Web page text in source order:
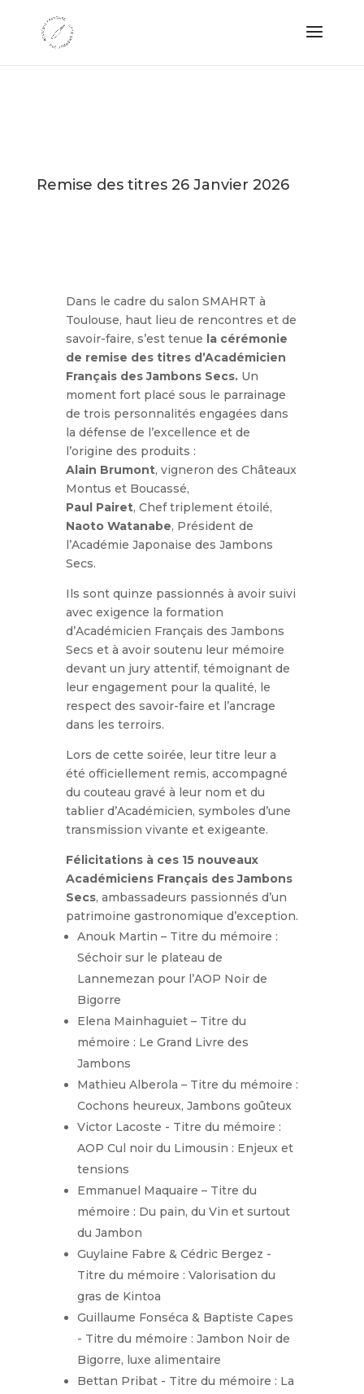
Remise des titres 26 Janvier 2026
Dans le cadre du salon SMAHRT à
Toulouse, haut lieu de rencontres et de
savoir-faire, s’est tenue la cérémonie
de remise des titres d’Académicien
Français des Jambons Secs.Un
moment fort placé sous le parrainage
de trois personnalités engagées dans
la défense de l’excellence et de
l’origine des produits :
Alain Brumont, vigneron des Châteaux
Montus et Boucassé,
Paul Pairet, Chef triplement étoilé,
Naoto Watanabe, Président de
l’Académie Japonaise des Jambons
Secs.
Ils sont quinze passionnés à avoir suivi
avec exigence la formation
d’Académicien Français des Jambons
Secs et à avoir soutenu leur mémoire
devant un jury attentif, témoignant de
leur engagement pour la qualité, le
respect des savoir-faire et l’ancrage
dans les terroirs.
Lors de cette soirée, leur titre leur a
été officiellement remis, accompagné
du couteau gravé à leur nom et du
tablier d’Académicien, symboles d’une
transmission vivante et exigeante.
Félicitations à ces 15 nouveaux
Académiciens Français des Jambons
Secs, ambassadeurs passionnés d’un
patrimoine gastronomique d’exception.
Anouk Martin – Titre du mémoire :
Séchoir sur le plateau de
Lannemezan pour l’AOP Noir de
Bigorre
Elena Mainhaguiet – Titre du
mémoire : Le Grand Livre des
Jambons
Mathieu Alberola – Titre du mémoire :
Cochons heureux, Jambons goûteux
Victor Lacoste - Titre du mémoire :
AOP Cul noir du Limousin : Enjeux et
tensions
Emmanuel Maquaire – Titre du
mémoire : Du pain, du Vin et surtout
du Jambon
Guylaine Fabre & Cédric Bergez -
Titre du mémoire : Valorisation du
gras de Kintoa
Guillaume Fonséca & Baptiste Capes
- Titre du mémoire : Jambon Noir de
Bigorre, luxe alimentaire
Bettan Pribat - Titre du mémoire : La